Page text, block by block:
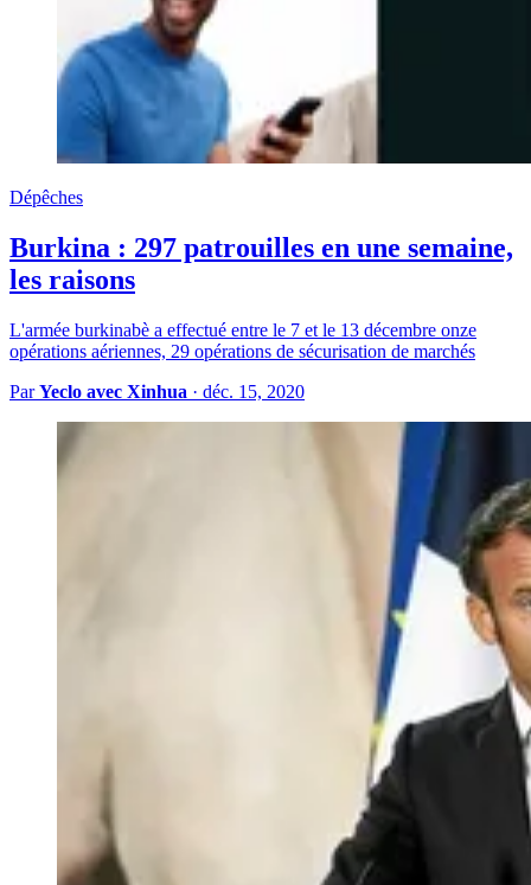
Dépêches
Burkina : 297 patrouilles en une semaine,
les raisons
L'armée burkinabè a effectué entre le 7 et le 13 décembre onze
opérations aériennes, 29 opérations de sécurisation de marchés
ParYeclo avec Xinhua · déc. 15, 2020